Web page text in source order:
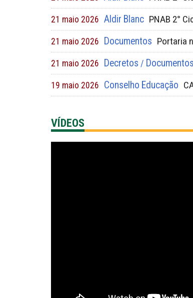
21 maio 2026 Aldir Blanc PNAB 2°
21 maio 2026 Documentos Portaria
21 maio 2026 Decretos / Documentos
19 maio 2026 Conselho Educação
31 mar 2026 Documentos TERMO
Edital de
VÍDEOS